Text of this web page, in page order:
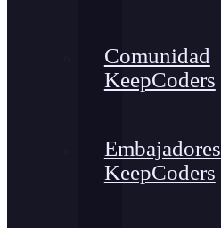
Comunidad
KeepCoders
Embajadores
KeepCoders